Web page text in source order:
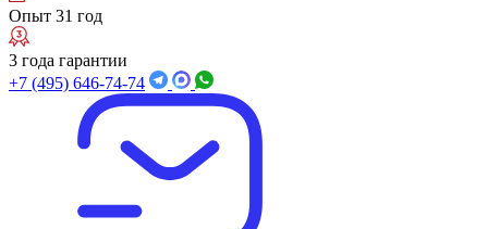
Опыт 31 год
3 года гарантии
+7 (495) 646-74-74